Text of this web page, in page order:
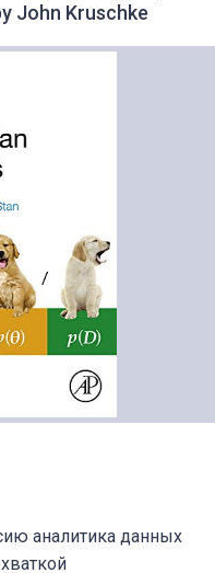
John Kruschke
аналитика данных